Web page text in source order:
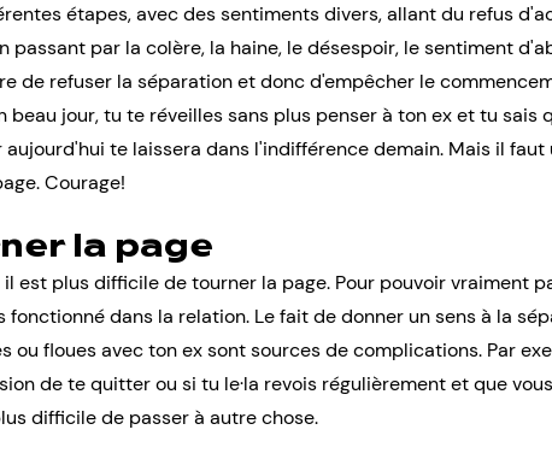
étapes, avec des sentiments divers, allant du refus
passant par la colère, la haine, le désespoir, le sentiment
de refuser la séparation et donc d'empêcher le
beau jour, tu te réveilles sans plus penser à ton ex et tu sais
te laissera dans l'indifférence demain. Mais il
Courage!
la page
est plus difficile de tourner la page. Pour pouvoir vraiment
dans la relation. Le fait de donner un sens à la
ou floues avec ton ex sont sources de complications. Par
de te quitter ou si tu le·la revois régulièrement et que
difficile de passer à autre chose.